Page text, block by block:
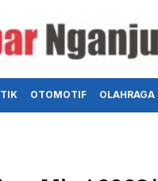
OTOMOTIF OLAHRAGA